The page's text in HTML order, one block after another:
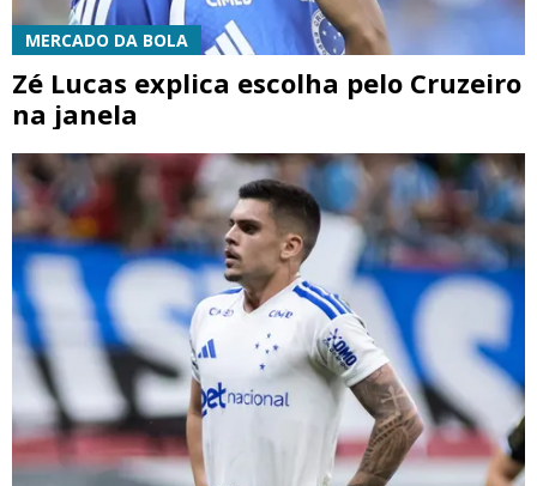
MERCADO DA BOLA
Zé Lucas explica escolha pelo Cruzeiro
na janela